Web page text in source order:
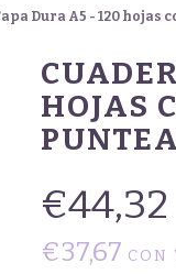
Dura A5 - 120 hojas
HOJAS
€44,32
€37,67 CON